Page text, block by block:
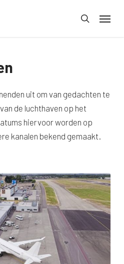
search
Menu
uit om van gedachten te
de luchthaven op het
hiervoor worden op
kanalen bekend gemaakt.